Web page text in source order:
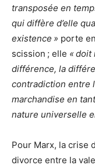
transposée en
qui diffère d’elle
existence » porte
scission ; elle « doit
différence, la
contradiction entre
marchandise en
nature universelle
Pour Marx, la crise
divorce entre la